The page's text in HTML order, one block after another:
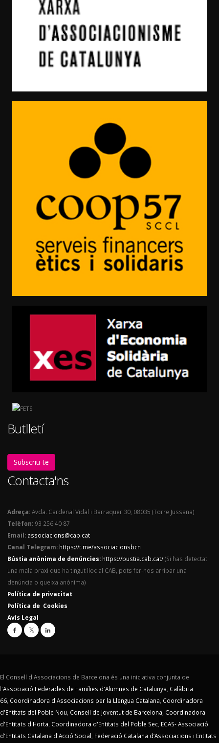
Butlletí
Subscriu-te
Contacta'ns
Adreça:Avda. Cardenal Vidal i Barraquer 30, 08035 (Torre Jussana)
Telèfon: 93 256 40 87
Email: associacions@cab.cat
Canal Telegram: https://t.me/associacionsbcn
Bústia anònima de denúncies: https://bustia.cab.cat/(Si has detectat
una mala praxi que ha tingut lloc al CAB, pots fer-nos arribar una
denúncia o queixa anònima)
Política de privacitat
Política de Cookies
Avís Legal
El Consell d'Associacions de Barcelona és una iniciativa conjunta de
l'Associació Federades de Famílies d'Alumnes de Catalunya, Calàbria
66, Coordinadora d'Associacions per la Llengua Catalana, Coordinadora
d'Entitats del Poble Nou, Consell de Joventut de Barcelona, Coordinadora
d'Entitats d'Horta, Coordinadora d'Entitats del Poble Sec, ECAS- Associació
d'Entitats Catalana d'Acció Social, Federació Catalana d’Associacions i Entitats